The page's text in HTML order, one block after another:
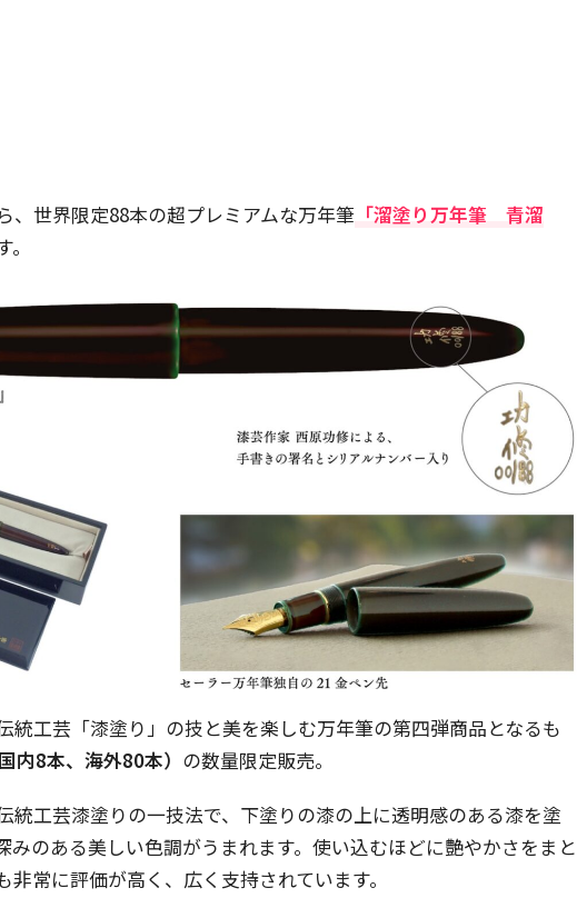
、世界限定88本の超プレミアムな万年筆 「溜塗り万年筆 青溜
統工芸「漆塗り」の技と美を楽しむ万年筆の第四弾商品となるも
内8本、海外80本） の数量限定販売。
統工芸漆塗りの一技法で、下塗りの漆の上に透明感のある漆を塗
みのある美しい色調がうまれます。使い込むほどに艶やかさをまと
非常に評価が高く、広く支持されています。